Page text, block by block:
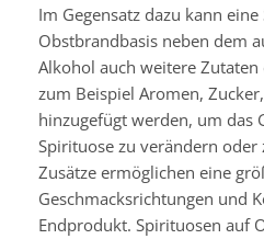
Im Gegensatz dazu kann
Obstbrandbasis neben dem
Alkohol auch weitere
zum Beispiel Aromen,
hinzugefügt werden, um das
Spirituose zu verändern oder
Zusätze ermöglichen eine
Geschmacksrichtungen und
Endprodukt. Spirituosen auf